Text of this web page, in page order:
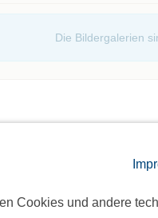
Cookies und andere
Die Bildergalerien
selben Tag